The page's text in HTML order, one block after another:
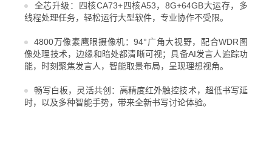
全芯升级：四核CA73+四核A53，8G+64GB大运存，多
线程处理任务，轻松运行大型软件，专业协作不受限。
4800万像素鹰眼摄像机：94°广角大视野，配合WDR图
像处理技术，边缘和暗处都清晰可视；具备AI发言人追踪功
能，时刻聚焦发言人，智能取景布局，呈现理想视角。
畅写白板，灵活共创：高精度红外触控技术，超低书写延
时，以及多种智能手势，带来全新书写讨论体验。